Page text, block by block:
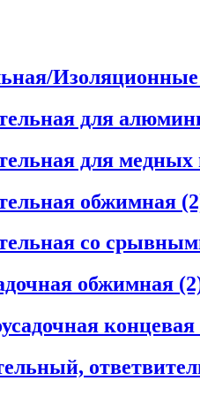
для
для медных
обжимная
со
обжимная
концевая